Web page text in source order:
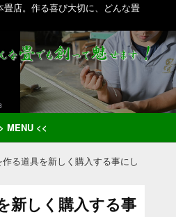
店。作る喜び大切に、どんな畳
MENU <<
作る道具を新しく購入する事にし
新しく購入する事